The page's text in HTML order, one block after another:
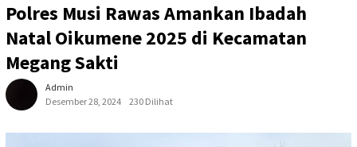
Polres Musi Rawas Amankan Ibadah
Natal Oikumene 2025 di Kecamatan
Megang Sakti
Admin
Desember 28, 2024
230 Dilihat